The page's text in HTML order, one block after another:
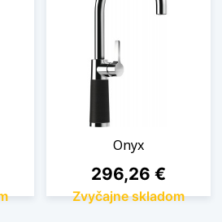
Onyx
Cena
296,26 €
Zvyčajne skladom